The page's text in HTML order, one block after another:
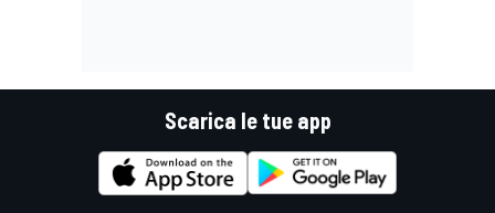
Scarica le tue app